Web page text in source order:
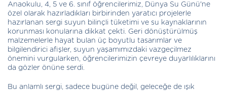
Anaokulu, 4, 5 ve 6. sınıf öğrencilerimiz, Dünya Su Günü'ne
özel olarak hazırladıkları birbirinden yaratıcı projelerle
hazırlanan sergi suyun bilinçli tüketimi ve su kaynaklarının
korunması konularına dikkat çekti. Geri dönüştürülmüş
malzemelerle hayat bulan üç boyutlu tasarımlar ve
bilgilendirici afişler, suyun yaşamımızdaki vazgeçilmez
önemini vurgularken, öğrencilerimizin çevreye duyarlılıklarını
da gözler önüne serdi.
Bu anlamlı sergi, sadece bugüne değil, geleceğe de ışık